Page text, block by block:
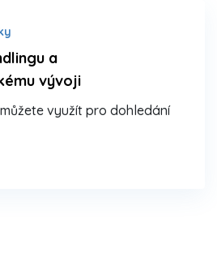
a
vývoji
využít pro dohledání